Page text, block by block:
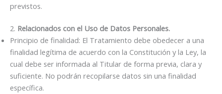
previstos.
2. Relacionados con el Uso de Datos Personales.
Principio de finalidad: El Tratamiento debe obedecer a una
finalidad legítima de acuerdo con la Constitución y la Ley, la
cual debe ser informada al Titular de forma previa, clara y
suficiente. No podrán recopilarse datos sin una finalidad
específica.